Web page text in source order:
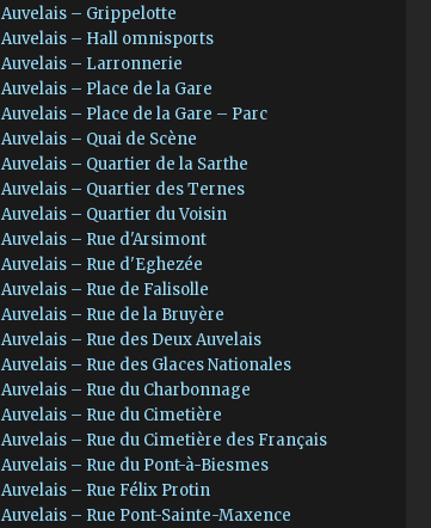
Auvelais – Grippelotte
Auvelais – Hall omnisports
Auvelais – Larronnerie
Auvelais – Place de la Gare
Auvelais – Place de la Gare – Parc
Auvelais – Quai de Scène
Auvelais – Quartier de la Sarthe
Auvelais – Quartier des Ternes
Auvelais – Quartier du Voisin
Auvelais – Rue d'Arsimont
Auvelais – Rue d'Eghezée
Auvelais – Rue de Falisolle
Auvelais – Rue de la Bruyère
Auvelais – Rue des Deux Auvelais
Auvelais – Rue des Glaces Nationales
Auvelais – Rue du Charbonnage
Auvelais – Rue du Cimetière
Auvelais – Rue du Cimetière des Français
Auvelais – Rue du Pont-à-Biesmes
Auvelais – Rue Félix Protin
Auvelais – Rue Pont-Sainte-Maxence